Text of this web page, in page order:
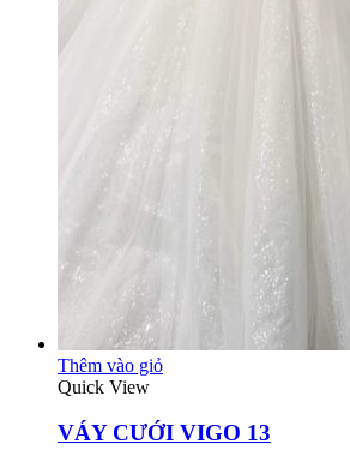
Thêm vào giỏ
Quick View
VÁY CƯỚI VIGO 13